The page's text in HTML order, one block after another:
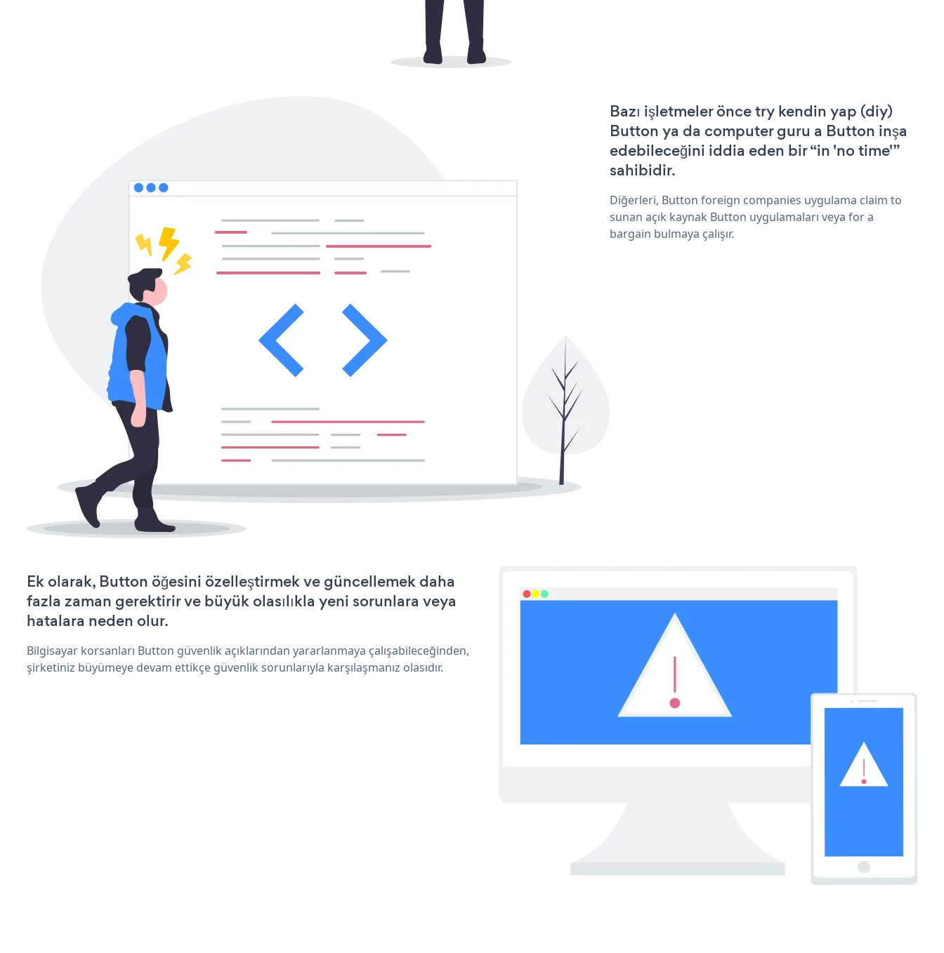
Bazı işletmeler önce try kendin yap (diy)
Button ya da computer guru a Button inşa
edebileceğini iddia eden bir “in 'no time'”
sahibidir.
Diğerleri, Button foreign companies uygulama claim to
sunan açık kaynak Button uygulamaları veya for a
bargain bulmaya çalışır.
Ek olarak, Button öğesini özelleştirmek ve güncellemek daha
fazla zaman gerektirir ve büyük olasılıkla yeni sorunlara veya
hatalara neden olur.
Bilgisayar korsanları Button güvenlik açıklarından yararlanmaya çalışabileceğinden,
şirketiniz büyümeye devam ettikçe güvenlik sorunlarıyla karşılaşmanız olasıdır.